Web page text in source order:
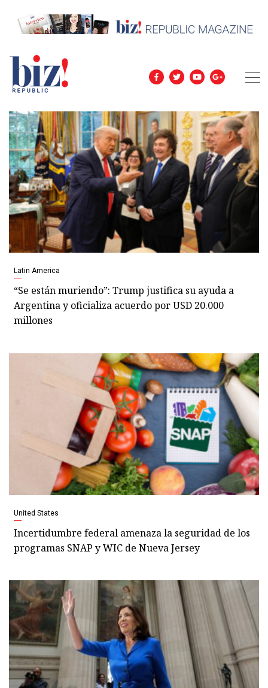
Latin America
“Se están muriendo”: Trump justifica su ayuda a
Argentina y oficializa acuerdo por USD 20.000
millones
United States
Incertidumbre federal amenaza la seguridad de los
programas SNAP y WIC de Nueva Jersey